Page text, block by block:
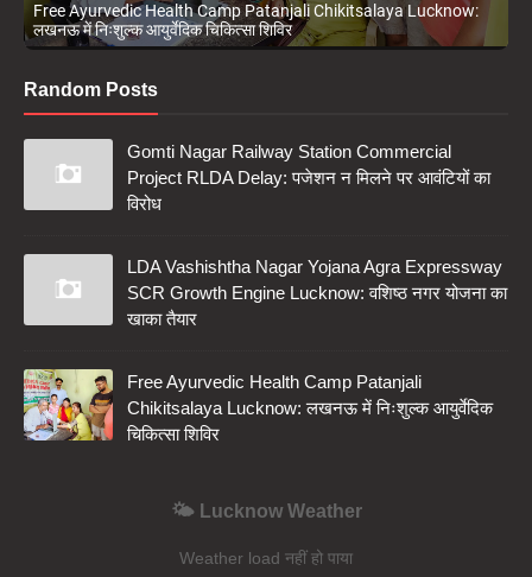
Free Ayurvedic Health Camp Patanjali Chikitsalaya Lucknow:
लखनऊ में निःशुल्क आयुर्वेदिक चिकित्सा शिविर
Random Posts
Gomti Nagar Railway Station Commercial
Project RLDA Delay: पजेशन न मिलने पर आवंटियों का
विरोध
LDA Vashishtha Nagar Yojana Agra Expressway
SCR Growth Engine Lucknow: वशिष्ठ नगर योजना का
खाका तैयार
Free Ayurvedic Health Camp Patanjali
Chikitsalaya Lucknow: लखनऊ में निःशुल्क आयुर्वेदिक
चिकित्सा शिविर
🌤️ Lucknow Weather
Weather load नहीं हो पाया